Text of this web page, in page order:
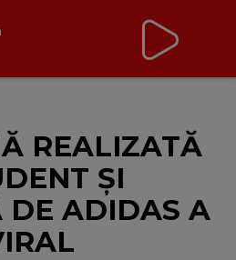
Music
REALIZATĂ
ȘI
DE ADIDAS A